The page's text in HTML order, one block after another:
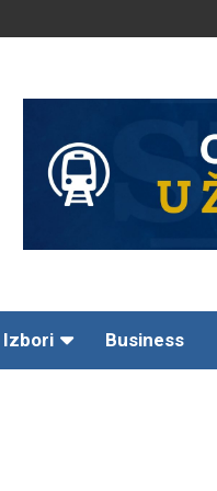
Izbori Business